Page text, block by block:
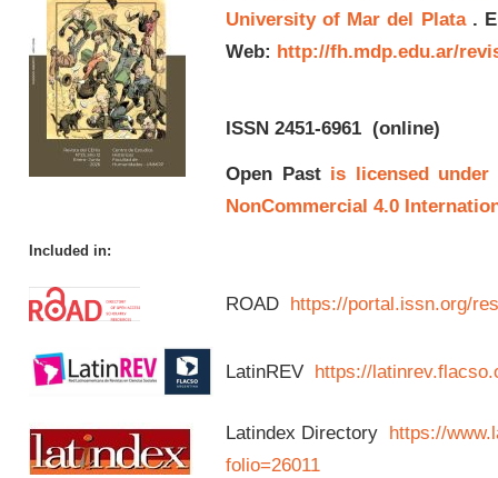
University of Mar del Plata.
Web: http://fh.mdp.edu.ar/
ISSN 2451-6961(online)
Open Past is licensed under
NonCommercial 4.0
Included in:
ROAD https://portal.issn.org/
LatinREV https://
Latindex Directory https://
folio=26011